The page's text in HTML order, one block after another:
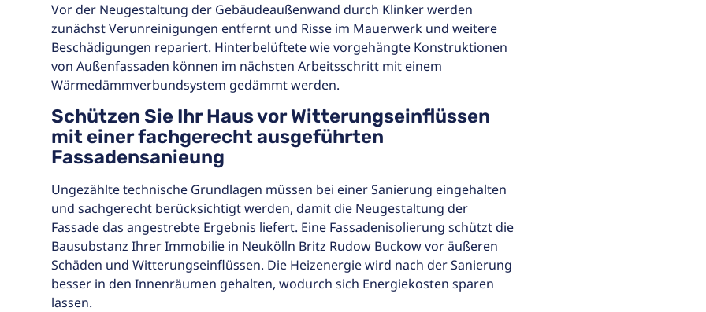
Vor der Neugestaltung der Gebäudeaußenwand durch Klinker werden
zunächst Verunreinigungen entfernt und Risse im Mauerwerk und weitere
Beschädigungen repariert. Hinterbelüftete wie vorgehängte Konstruktionen
von Außenfassaden können im nächsten Arbeitsschritt mit einem
Wärmedämmverbundsystem gedämmt werden.
Schützen Sie Ihr Haus vor Witterungseinflüssen
mit einer fachgerecht ausgeführten
Fassadensanieung
Ungezählte technische Grundlagen müssen bei einer Sanierung eingehalten
und sachgerecht berücksichtigt werden, damit die Neugestaltung der
Fassade das angestrebte Ergebnis liefert. Eine Fassadenisolierung schützt die
Bausubstanz Ihrer Immobilie in Neukölln Britz Rudow Buckow vor äußeren
Schäden und Witterungseinflüssen. Die Heizenergie wird nach der Sanierung
besser in den Innenräumen gehalten, wodurch sich Energiekosten sparen
lassen.